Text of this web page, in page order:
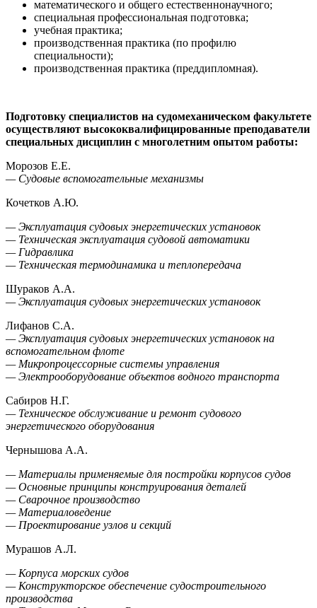
математического и общего естественнонаучного;
специальная профессиональная подготовка;
учебная практика;
производственная практика (по профилю
специальности);
производственная практика (преддипломная).
Подготовку специалистов на судомеханическом факультете
осуществляют высококвалифицированные преподаватели
специальных дисциплин с многолетним опытом работы:
Морозов Е.Е.
— Судовые вспомогательные механизмы
Кочетков А.Ю.
— Эксплуатация судовых энергетических установок
— Техническая эксплуатация судовой автоматики
— Гидравлика
— Техническая термодинамика и теплопередача
Шураков А.А.
— Эксплуатация судовых энергетических установок
Лифанов С.А.
— Эксплуатация судовых энергетических установок на
вспомогательном флоте
— Микропроцессорные системы управления
— Электрооборудование объектов водного транспорта
Сабиров Н.Г.
— Техническое обслуживание и ремонт судового
энергетического оборудования
Чернышова А.А.
— Материалы применяемые для постройки корпусов судов
— Основные принципы конструирования деталей
— Сварочное производство
— Материаловедение
— Проектирование узлов и секций
Мурашов А.Л.
— Корпуса морских судов
— Конструкторское обеспечение судостроительного
производства